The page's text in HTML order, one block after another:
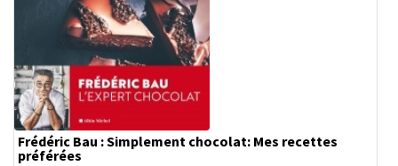
Frédéric Bau : Simplement chocolat: Mes recettes
préférées